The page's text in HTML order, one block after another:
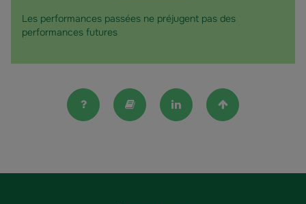
Les performances passées ne préjugent pas des
performances futures
FAQ Lexique Linkedin Haut de la